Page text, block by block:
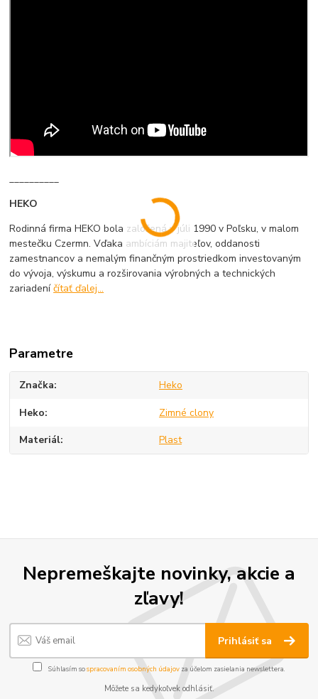
HEKO
Rodinná firma HEKO bola založená v júli 1990 v Poľsku, v malom
mestečku Czermn. Vďaka ambíciám majiteľov, oddanosti
zamestnancov a nemalým finančným prostriedkom investovaným
do vývoja, výskumu a rozširovania výrobných a technických
zariadeníčítať ďalej...
Parametre
Značka Heko
Heko Zimné clony
Materiál Plast
Nepremeškajte novinky, akcie a
zľavy!
Prihlásiť sa
Súhlasím sospracovaním osobných údajov za účelom zasielania newslettera.
Môžete sa kedykoľvek odhlásiť.